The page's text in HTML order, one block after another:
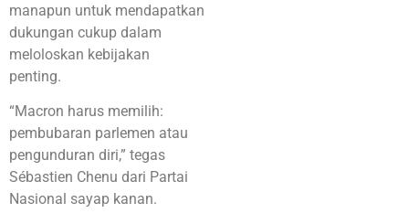
manapun untuk mendapatkan
dukungan cukup dalam
meloloskan kebijakan
penting.
“Macron harus memilih:
pembubaran parlemen atau
pengunduran diri,” tegas
Sébastien Chenu dari Partai
Nasional sayap kanan.